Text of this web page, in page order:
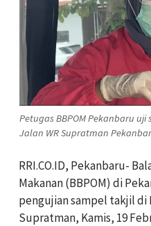
Petugas BBPOM Pekanbaru
Jalan WR Supratman
RRI.CO.ID, Pekanbaru-
Makanan (BBPOM) di
pengujian sampel takjil di
Supratman, Kamis, 19